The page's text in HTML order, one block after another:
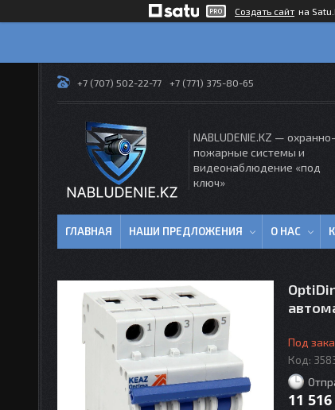
Создать сайт на
+7 (707) 502-22-77 +7 (771) 375-80-65
NABLUDENIE.KZ — охранно-
пожарные системы и
видеонаблюдение «под
ключ»
ГЛАВНАЯ НАШИ ПРЕДЛОЖЕНИЯ О НАС
Под
Код:
11